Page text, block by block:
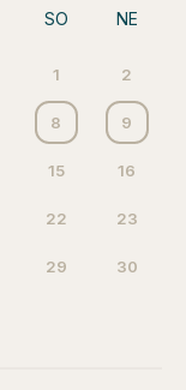
SO NE
1 2
8 9
15 16
22 23
29 30